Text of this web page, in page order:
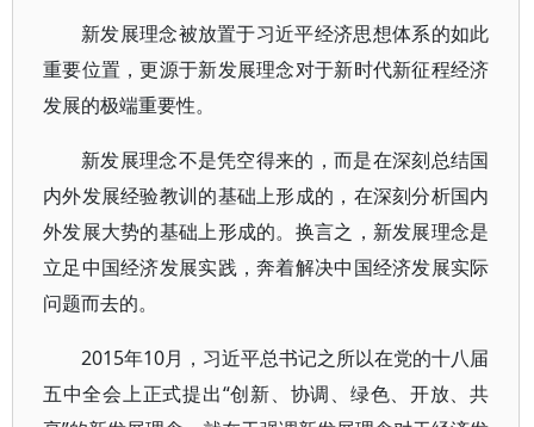
新发展理念被放置于习近平经济思想体系的如此
重要位置，更源于新发展理念对于新时代新征程经济
发展的极端重要性。
新发展理念不是凭空得来的，而是在深刻总结国
内外发展经验教训的基础上形成的，在深刻分析国内
外发展大势的基础上形成的。换言之，新发展理念是
立足中国经济发展实践，奔着解决中国经济发展实际
问题而去的。
2015年10月，习近平总书记之所以在党的十八届
五中全会上正式提出“创新、协调、绿色、开放、共